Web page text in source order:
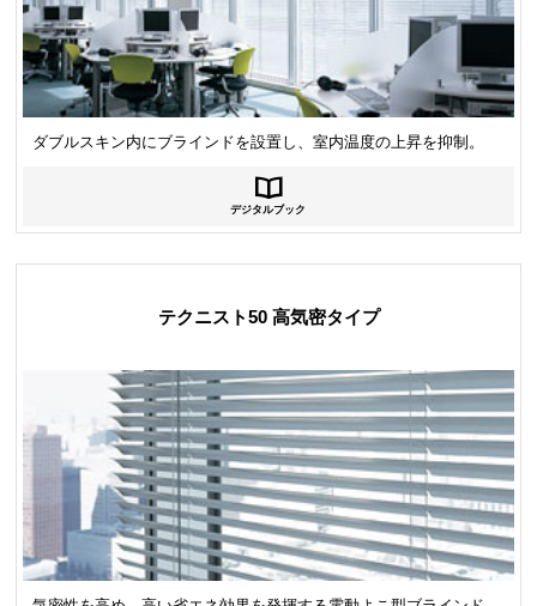
ダブルスキン内にブラインドを設置し、室内温度の上昇を抑制。
デジタルブック
テクニスト50 高気密タイプ